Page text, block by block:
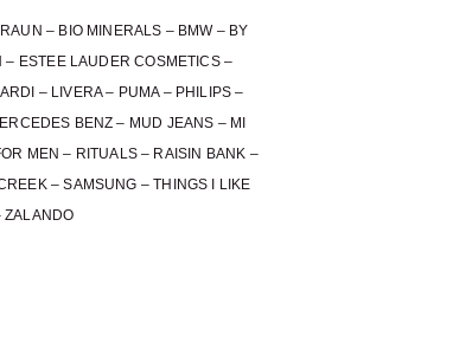
– BIO MINERALS – BMW – BY
ESTEE LAUDER COSMETICS –
– LIVERA – PUMA – PHILIPS –
BENZ – MUD JEANS – MI
MEN – RITUALS – RAISIN BANK –
– SAMSUNG – THINGS I LIKE
ZALANDO